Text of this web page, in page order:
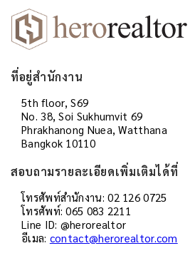
ที่อยู่สำนักงาน
5th floor, S69
No. 38, Soi Sukhumvit 69
Phrakhanong Nuea, Watthana
Bangkok 10110
สอบถามรายละเอียดเพิ่มเติมได้ที่
โทรศัพท์สำนักงาน: 02 126 0725
โทรศัพท์: 065 083 2211
Line ID: @herorealtor
อีเมล: contact@herorealtor.com